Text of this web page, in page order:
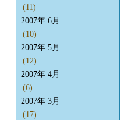
(11)
2007年 6月
(10)
2007年 5月
(12)
2007年 4月
(6)
2007年 3月
(17)